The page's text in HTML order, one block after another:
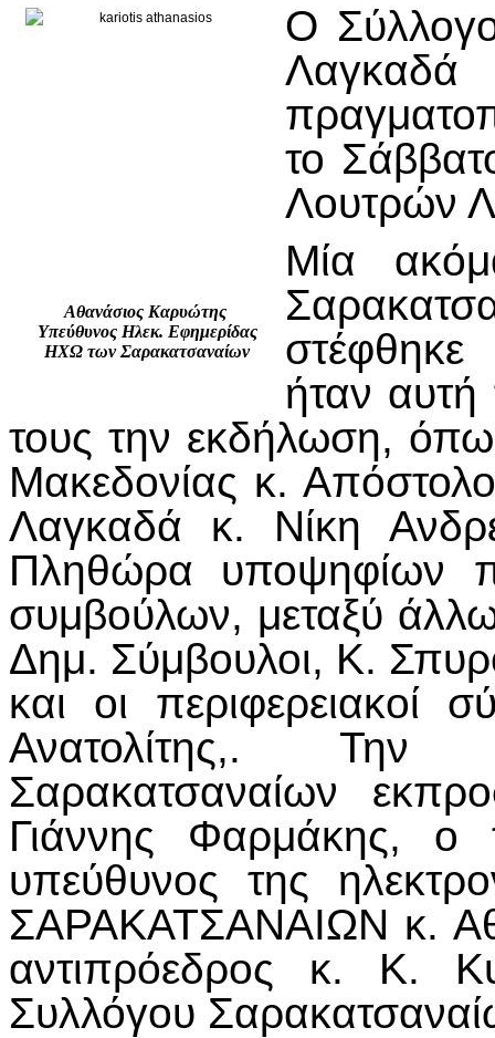
Αθανάσιος Καρυώτης
Υπεύθυνος Ηλεκ. Εφημερίδας
ΗΧΩ των Σαρακατσαναίων
Ο
το
Λουτρών
Μία
ήταν
τους την εκδήλωση,
Μακεδονίας κ.
Λαγκαδά κ. Νίκη
Πληθώρα υποψηφίων
συμβούλων, μεταξύ
Δημ. Σύμβουλοι, Κ.
και οι περιφερειακοί
Ανατολίτης,. Την
Σαρακατσαναίων
Γιάννης Φαρμάκης,
υπεύθυνος της
ΣΑΡΑΚΑΤΣΑΝΑΙΩΝ κ.
αντιπρόεδρος κ. Κ.
Συλλόγου